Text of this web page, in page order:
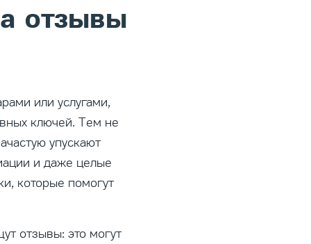
отзывы
или услугами,
ключей. Тем не
упускают
и даже целые
которые помогут
отзывы: это могут